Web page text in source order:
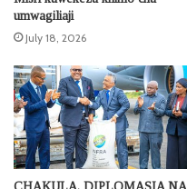
umwagiliaji
July 18, 2026